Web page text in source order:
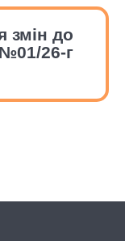
змін до
№01/26-г